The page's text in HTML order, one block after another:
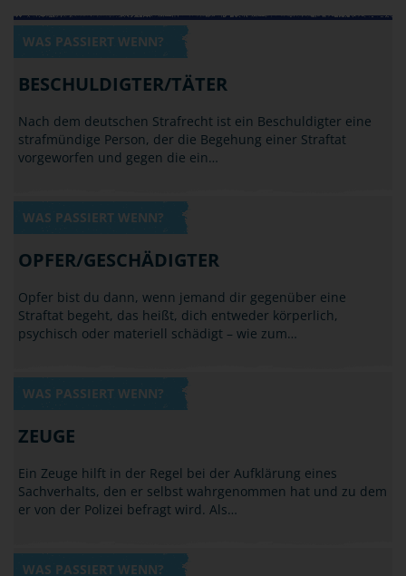
WAS PASSIERT WENN?
BESCHULDIGTER/TÄTER
Nach dem deutschen Strafrecht ist ein Beschuldigter eine
strafmündige Person, der die Begehung einer Straftat
vorgeworfen und gegen die ein…
WAS PASSIERT WENN?
OPFER/GESCHÄDIGTER
Opfer bist du dann, wenn jemand dir gegenüber eine
Straftat begeht, das heißt, dich entweder körperlich,
psychisch oder materiell schädigt – wie zum…
WAS PASSIERT WENN?
ZEUGE
Ein Zeuge hilft in der Regel bei der Aufklärung eines
Sachverhalts, den er selbst wahrgenommen hat und zu dem
er von der Polizei befragt wird. Als…
WAS PASSIERT WENN?